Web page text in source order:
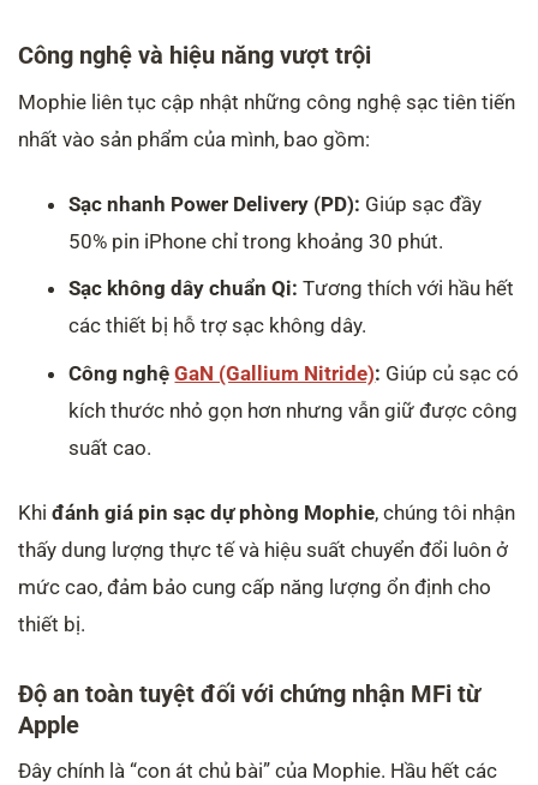
Công nghệ và hiệu năng vượt trội
Mophie liên tục cập nhật những công nghệ sạc tiên tiến
nhất vào sản phẩm của mình, bao gồm:
Sạc nhanh Power Delivery (PD): Giúp sạc đầy
50% pin iPhone chỉ trong khoảng 30 phút.
Sạc không dây chuẩn Qi: Tương thích với hầu hết
các thiết bị hỗ trợ sạc không dây.
Công nghệGaN (Gallium Nitride): Giúp củ sạc có
kích thước nhỏ gọn hơn nhưng vẫn giữ được công
suất cao.
Khi đánh giá pin sạc dự phòng Mophie, chúng tôi nhận
thấy dung lượng thực tế và hiệu suất chuyển đổi luôn ở
mức cao, đảm bảo cung cấp năng lượng ổn định cho
thiết bị.
Độ an toàn tuyệt đối với chứng nhận MFi từ
Apple
Đây chính là “con át chủ bài” của Mophie. Hầu hết các